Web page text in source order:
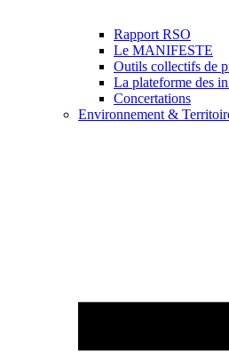
Rapport RSO
Le MANIFESTE
Outils collectifs de
La plateforme des
Concertations
Environnement &